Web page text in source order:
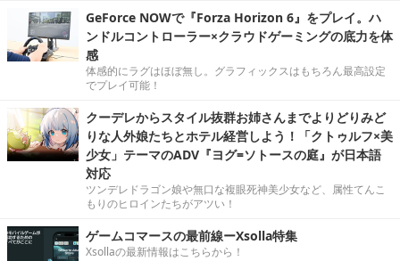
GeForce NOWで『Forza Horizon 6』をプレイ。ハ
ンドルコントローラー×クラウドゲーミングの底力を体
感
体感的にラグはほぼ無し。グラフィックスはもちろん最高設定
でプレイ可能！
クーデレからスタイル抜群お姉さんまでよりどりみど
りな人外娘たちとホテル経営しよう！「クトゥルフ×美
少女」テーマのADV『ヨグ=ソトースの庭』が日本語
対応
ツンデレドラゴン娘や無口な複眼死神美少女など、属性てんこ
もりのヒロインたちがアツい！
ゲームコマースの最前線ーXsolla特集
Xsollaの最新情報はこちらから！